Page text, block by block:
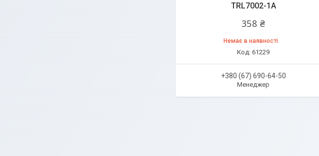
TRL7002-1A
358 ₴
Немає в наявності
61229
+380 (67) 690-64-50
Менеджер